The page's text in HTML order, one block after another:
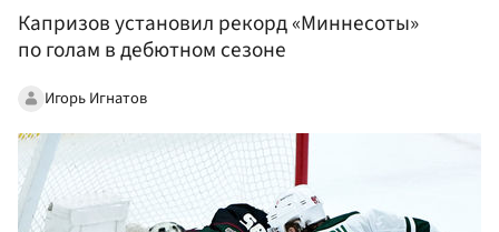
Капризов установил рекорд «Миннесоты»
по голам в дебютном сезоне
Игорь Игнатов